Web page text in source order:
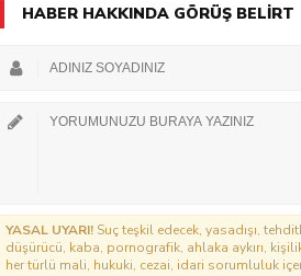
HABER HAKKINDA GÖRÜŞ BELİRT
YASAL UYARI! Suç teşkil edecek, yasadışı,
düşürücü, kaba, pornografik, ahlaka aykırı,
her türlü mali, hukuki, cezai, idari sorumluluk